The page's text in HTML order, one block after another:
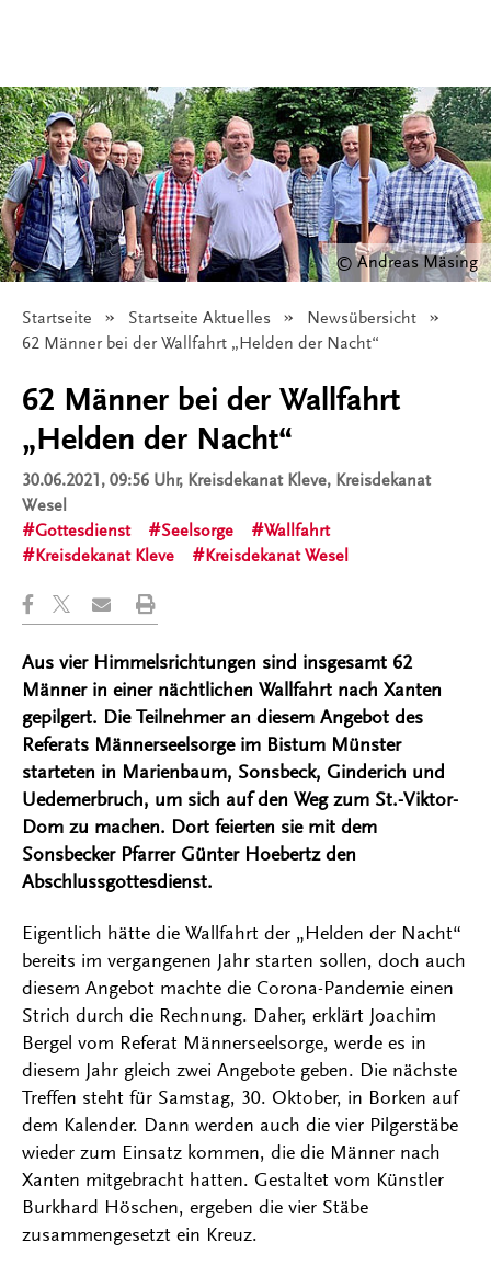
© Andreas Mäsing
Startseite Startseite Aktuelles
Newsübersicht
Angezeigt:
62 Männer bei der Wallfahrt „Helden der Nacht“
62 Männer bei der Wallfahrt
„Helden der Nacht“
30.06.2021, 09:56 Uhr, Kreisdekanat Kleve, Kreisdekanat
Wesel
Gottesdienst
Seelsorge
Wallfahrt
Kreisdekanat Kleve
Kreisdekanat Wesel
Aus vier Himmelsrichtungen sind insgesamt 62
Männer in einer nächtlichen Wallfahrt nach Xanten
gepilgert. Die Teilnehmer an diesem Angebot des
Referats Männerseelsorge im Bistum Münster
starteten in Marienbaum, Sonsbeck, Ginderich und
Uedemerbruch, um sich auf den Weg zum St.-Viktor-
Dom zu machen. Dort feierten sie mit dem
Sonsbecker Pfarrer Günter Hoebertz den
Abschlussgottesdienst.
Eigentlich hätte die Wallfahrt der „Helden der Nacht“
bereits im vergangenen Jahr starten sollen, doch auch
diesem Angebot machte die Corona-Pandemie einen
Strich durch die Rechnung. Daher, erklärt Joachim
Bergel vom Referat Männerseelsorge, werde es in
diesem Jahr gleich zwei Angebote geben. Die nächste
Treffen steht für Samstag, 30. Oktober, in Borken auf
dem Kalender. Dann werden auch die vier Pilgerstäbe
wieder zum Einsatz kommen, die die Männer nach
Xanten mitgebracht hatten. Gestaltet vom Künstler
Burkhard Höschen, ergeben die vier Stäbe
zusammengesetzt ein Kreuz.